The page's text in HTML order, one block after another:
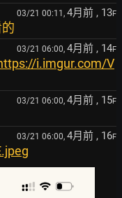
03/21 00:11, 4月前 , 13F
03/21 06:00, 4月前 , 14F
i.imgur.com/V
03/21 06:00, 4月前 , 15F
03/21 06:00, 4月前 , 16F